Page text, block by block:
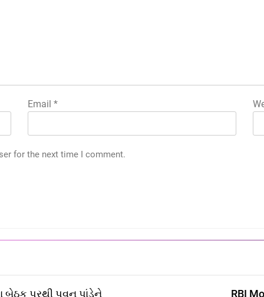
Email*
for the next time I comment.
બેઠક પરથી પવન પાંડેને
RBI